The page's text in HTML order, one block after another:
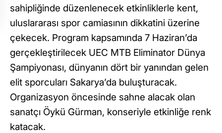
sahipliğinde düzenlenecek etkinliklerle kent,
uluslararası spor camiasının dikkatini üzerine
çekecek. Program kapsamında 7 Haziran’da
gerçekleştirilecek UEC MTB Eliminator Dünya
Şampiyonası, dünyanın dört bir yanından gelen
elit sporcuları Sakarya’da buluşturacak.
Organizasyon öncesinde sahne alacak olan
sanatçı Öykü Gürman, konseriyle etkinliğe renk
katacak.